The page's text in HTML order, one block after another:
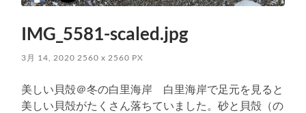
IMG_5581-scaled.jpg
3月 14, 2020 2560x 2560 PX
美しい貝殻＠冬の白里海岸 白里海岸で足元を見ると
美しい貝殻がたくさん落ちていました。砂と貝殻（の